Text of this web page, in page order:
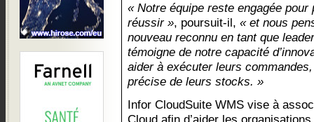
« Notre équipe reste engagée
réussir », poursuit-il, « et nous
nouveau reconnu en tant que
témoigne de notre capacité
aider à exécuter leurs
précise de leurs stocks. »
Infor CloudSuite WMS vise à
Cloud afin d’aider les